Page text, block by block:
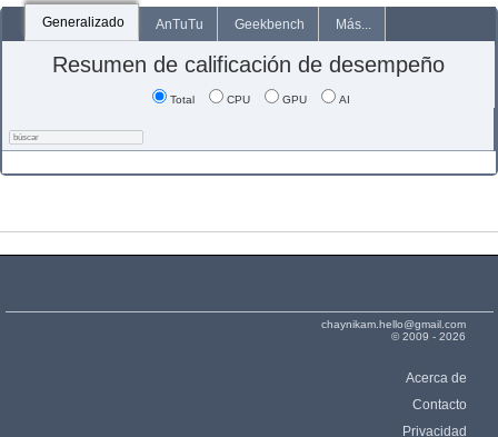
Generalizado AnTuTu Geekbench Más...
Resumen de calificación de desempeño
Total CPU GPU AI
chaynikam.hello@gmail.com
© 2009 - 2026
Acerca de
Contacto
Privacidad